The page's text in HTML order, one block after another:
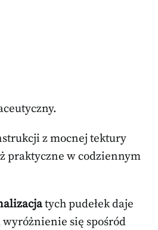
z mocnej tektury
praktyczne w codziennym
tych pudełek daje
wyróżnienie się spośród